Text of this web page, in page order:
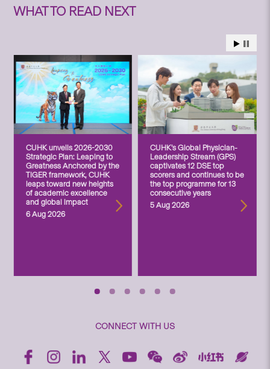
WHAT TO READ NEXT
CUHK unveils 2026-2030
Strategic Plan: Leaping to
Greatness Anchored by the
TIGER framework, CUHK
leaps toward new heights
of academic excellence
and global impact
6 Aug 2026
CUHK’s Global Physician-
Leadership Stream (GPS)
captivates 12 DSE top
scorers and continues to be
the top programme for 13
consecutive years
5 Aug 2026
CONNECT WITH US